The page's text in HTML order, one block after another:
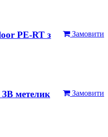
Замовити
PE-RT з
Замовити
метелик